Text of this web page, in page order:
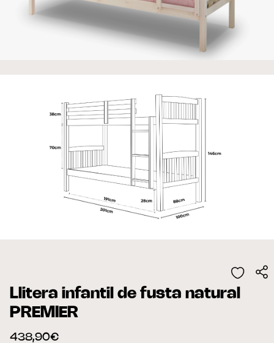
Llitera infantil de fusta natural
PREMIER
438,90€